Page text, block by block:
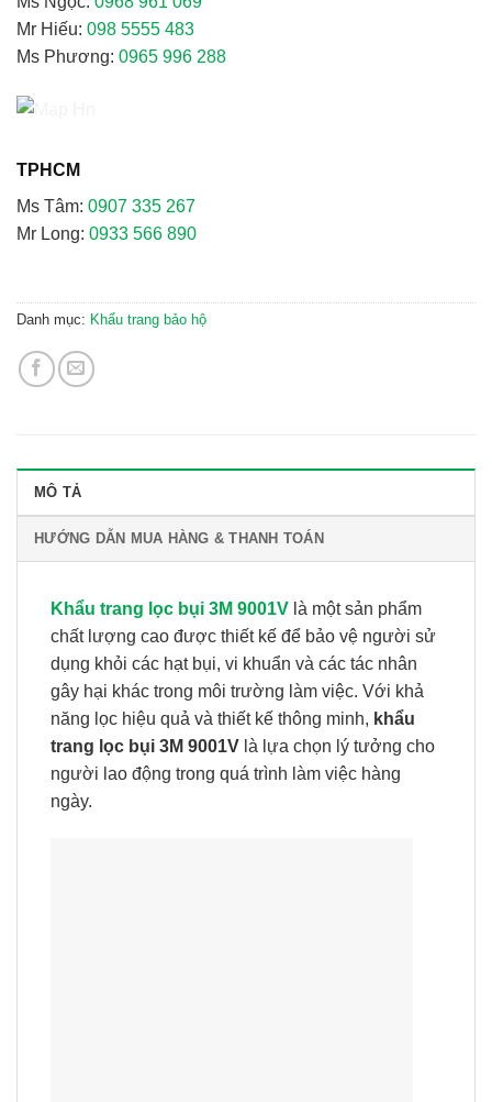
Mr Hiếu: 098 5555 483
Ms Phương: 0965 996 288
TPHCM
Ms Tâm: 0907 335 267
Mr Long: 0933 566 890
Danh mục: Khẩu trang bảo hộ
MÔ TẢ
HƯỚNG DẪN MUA HÀNG & THANH TOÁN
Khẩu trang lọc bụi 3M 9001V là một sản phẩm
chất lượng cao được thiết kế để bảo vệ người sử
dụng khỏi các hạt bụi, vi khuẩn và các tác nhân
gây hại khác trong môi trường làm việc. Với khả
năng lọc hiệu quả và thiết kế thông minh, khẩu
trang lọc bụi 3M 9001V là lựa chọn lý tưởng cho
người lao động trong quá trình làm việc hàng
ngày.